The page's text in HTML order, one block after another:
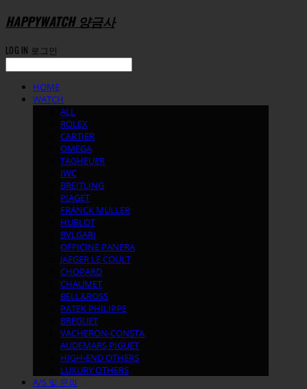
HAPPYWATCH 양금사
LOG IN 로그인
HOME
WATCH
ALL
ROLEX
CARTIER
OMEGA
TAGHEUER
IWC
BREITLING
PIAGET
FRANCK MULLER
HUBLOT
BVLGARI
OFFICINE PANERA
JAEGER LE COULT
CHOPARD
CHAUMET
BELL&ROSS
PATEK PHILIPPE
BREGUET
VACHERON-CONSTA
AUDEMARS PIGUET
HIGH-END OTHERS
LUXURY OTHERS
A/S 및 문의